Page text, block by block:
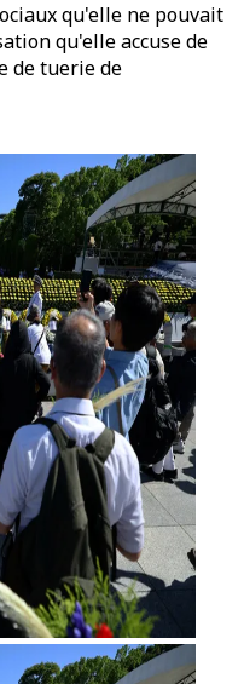
qu'elle ne pouvait
qu'elle accuse de
de tuerie de